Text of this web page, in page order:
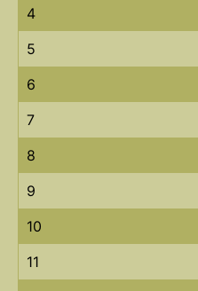
4
5
6
7
8
9
10
11